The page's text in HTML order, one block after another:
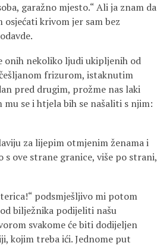
garažno mjesto.“ Ali ja znam da
osjećati krivom jer sam bez
onih nekoliko ljudi ukipljenih od
frizurom, istaknutim
pred drugim, prožme nas laki
se i htjela bih se našaliti s njim:
za lijepim otmjenim ženama i
ove strane granice, više po strani,
podsmješljivo mi potom
bilježnika podijeliti našu
svakome će biti dodijeljen
kojim treba ići. Jednome put